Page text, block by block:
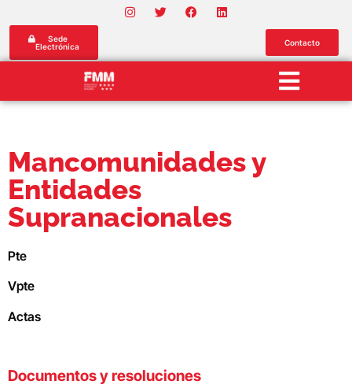
Sede
Electrónica
Contacto
Mancomunidades y
Entidades
Supranacionales
Pte
Vpte
Actas
Documentos y resoluciones